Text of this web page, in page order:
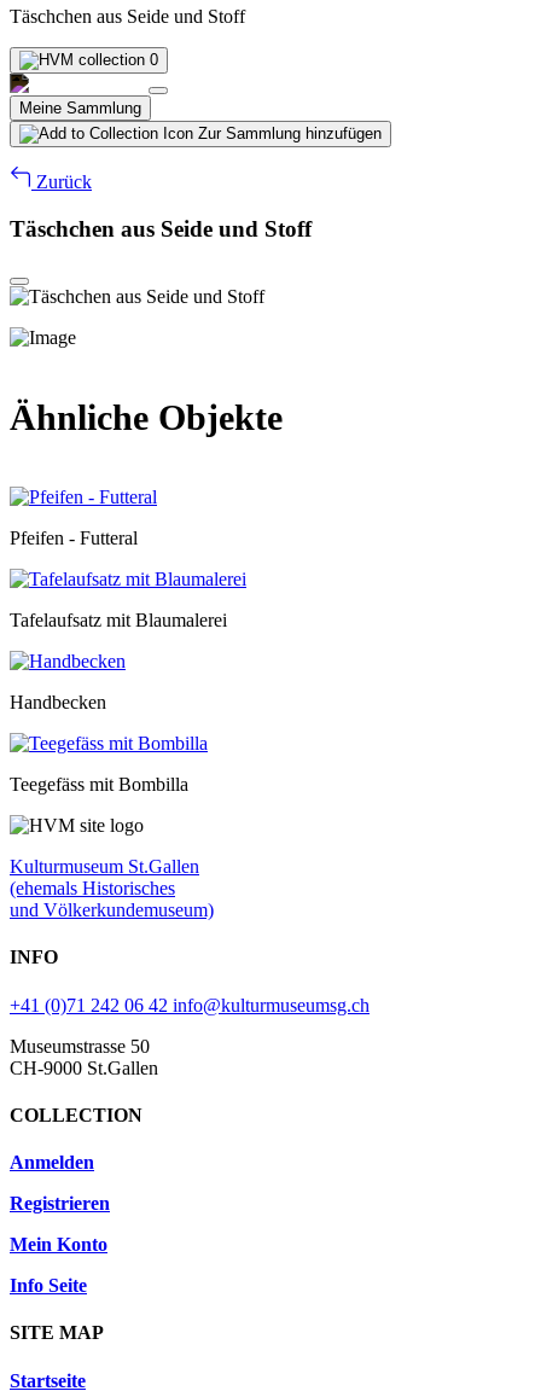
Täschchen aus Seide und Stoff
0
Meine Sammlung
Zur Sammlung hinzufügen
Zurück
Täschchen aus Seide und Stoff
Ähnliche Objekte
Pfeifen - Futteral
Tafelaufsatz mit Blaumalerei
Handbecken
Teegefäss mit Bombilla
Kulturmuseum St.Gallen
(ehemals Historisches
und Völkerkundemuseum)
INFO
+41 (0)71 242 06 42 info@kulturmuseumsg.ch
Museumstrasse 50
CH-9000 St.Gallen
COLLECTION
Anmelden
Registrieren
Mein Konto
Info Seite
SITE MAP
Startseite